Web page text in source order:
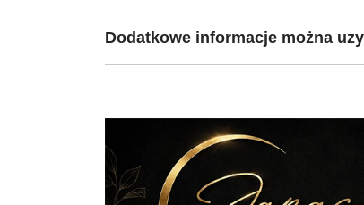
Dodatkowe informacje można